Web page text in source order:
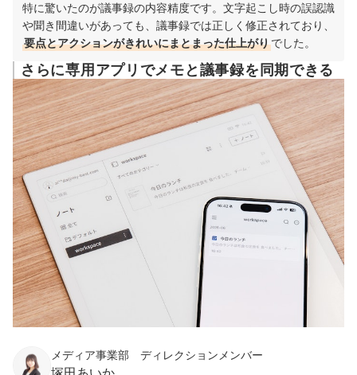
特に驚いたのが議事録の内容精度です。文字起こし時の誤認識
や聞き間違いがあっても、議事録では正しく修正されており、
要点とアクションがきれいにまとまった仕上がりでした。
さらに専用アプリでメモと議事録を同期できる
メディア事業部 ディレクションメンバー